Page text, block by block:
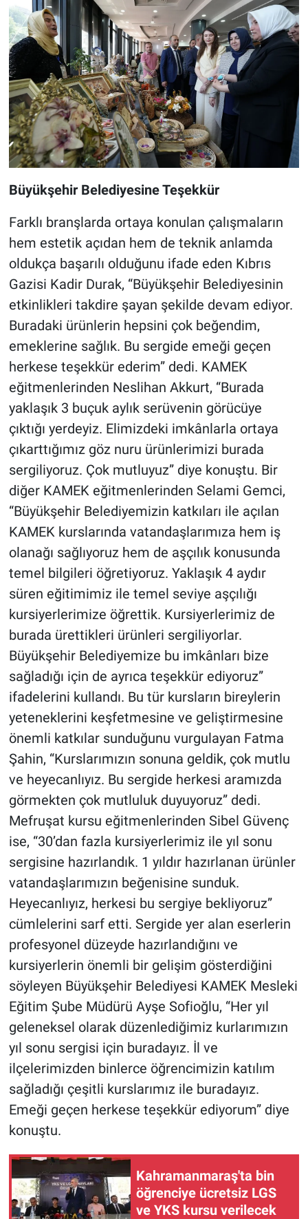
Büyükşehir Belediyesine Teşekkür
Farklı branşlarda ortaya konulan çalışmaların
hem estetik açıdan hem de teknik anlamda
oldukça başarılı olduğunu ifade eden Kıbrıs
Gazisi Kadir Durak, “Büyükşehir Belediyesinin
etkinlikleri takdire şayan şekilde devam ediyor.
Buradaki ürünlerin hepsini çok beğendim,
emeklerine sağlık. Bu sergide emeği geçen
herkese teşekkür ederim” dedi. KAMEK
eğitmenlerinden Neslihan Akkurt, “Burada
yaklaşık 3 buçuk aylık serüvenin görücüye
çıktığı yerdeyiz. Elimizdeki imkânlarla ortaya
çıkarttığımız göz nuru ürünlerimizi burada
sergiliyoruz. Çok mutluyuz” diye konuştu. Bir
diğer KAMEK eğitmenlerinden Selami Gemci,
“Büyükşehir Belediyemizin katkıları ile açılan
KAMEK kurslarında vatandaşlarımıza hem iş
olanağı sağlıyoruz hem de aşçılık konusunda
temel bilgileri öğretiyoruz. Yaklaşık 4 aydır
süren eğitimimiz ile temel seviye aşçılığı
kursiyerlerimize öğrettik. Kursiyerlerimiz de
burada ürettikleri ürünleri sergiliyorlar.
Büyükşehir Belediyemize bu imkânları bize
sağladığı için de ayrıca teşekkür ediyoruz”
ifadelerini kullandı. Bu tür kursların bireylerin
yeteneklerini keşfetmesine ve geliştirmesine
önemli katkılar sunduğunu vurgulayan Fatma
Şahin, “Kurslarımızın sonuna geldik, çok mutlu
ve heyecanlıyız. Bu sergide herkesi aramızda
görmekten çok mutluluk duyuyoruz” dedi.
Mefruşat kursu eğitmenlerinden Sibel Güvenç
ise, “30’dan fazla kursiyerlerimiz ile yıl sonu
sergisine hazırlandık. 1 yıldır hazırlanan ürünler
vatandaşlarımızın beğenisine sunduk.
Heyecanlıyız, herkesi bu sergiye bekliyoruz”
cümlelerini sarf etti. Sergide yer alan eserlerin
profesyonel düzeyde hazırlandığını ve
kursiyerlerin önemli bir gelişim gösterdiğini
söyleyen Büyükşehir Belediyesi KAMEK Mesleki
Eğitim Şube Müdürü Ayşe Sofioğlu, “Her yıl
geleneksel olarak düzenlediğimiz kurlarımızın
yıl sonu sergisi için buradayız. İl ve
ilçelerimizden binlerce öğrencimizin katılım
sağladığı çeşitli kurslarımız ile buradayız.
Emeği geçen herkese teşekkür ediyorum” diye
konuştu.
Kahramanmaraş'ta bin
öğrenciye ücretsiz LGS
ve YKS kursu verilecek